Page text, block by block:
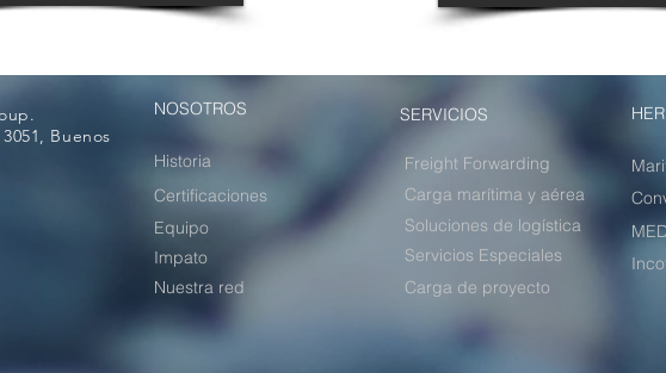
Buenos
NOSOTROS SERVICIOS
Historia Freight Forwarding
Certificaciones
Carga marítima y aérea
Equipo
Carga de proyecto
Soluciones de logística
Impato
Nuestra red
Servicios Especiales